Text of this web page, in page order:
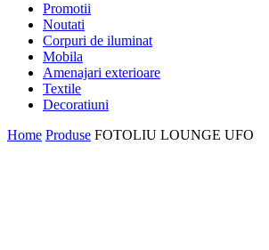
Promotii
Noutati
Corpuri de iluminat
Mobila
Amenajari exterioare
Textile
Decoratiuni
Home Produse FOTOLIU LOUNGE UFO